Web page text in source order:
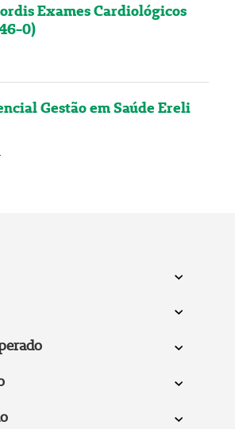
Exames Cardiológicos
0)
Gestão em Saúde Ereli